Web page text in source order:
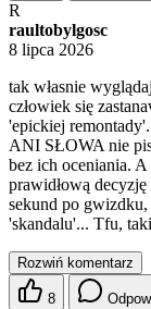
R
raultobylgosc
8 lipca 2026
tak własnie
człowiek się
'epickiej
ANI SŁOWA nie
bez ich oceniania. A
prawidłową
sekund po gwizdku,
'skandalu'... Tfu,
Rozwiń komentarz
8